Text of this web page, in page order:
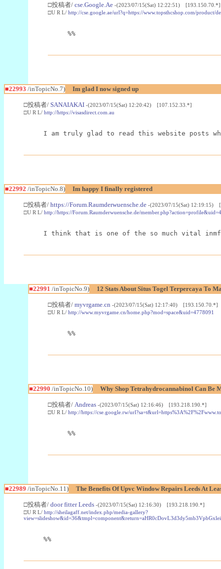
□投稿者/ cse.Google.Ae -(2023/07/15(Sat) 12:22:51) [193.150.70.*]
□U R L/ http://cse.google.ae/url?q=https://www.topsthcshop.com/
%%
■22993 /inTopicNo.7) Im glad I now signed up
□投稿者/ SANAIAKAI -(2023/07/15(Sat) 12:20:42) [107.152.33.*]
□U R L/ http://https://visasdirect.com.au
I am truly glad to read this website posts
■22992 /inTopicNo.8) Im happy I finally registered
□投稿者/ https://Forum.Raumderwuensche.de -(2023/07/15(Sat) 12:19:15)
□U R L/ http://https://Forum.Raumderwuensche.de/
I think that is one of the so much vital
■22991 /inTopicNo.9) 12 Stats About Situs Togel Terpercaya To
□投稿者/ myvrgame.cn -(2023/07/15(Sat) 12:17:40) [193.150.70.*]
□U R L/ http://www.myvrgame.cn/home.php?mod=space&uid=4778091
%%
■22990 /inTopicNo.10) Why Shop Tetrahydrocannabinol Can Be
□投稿者/ Andreas -(2023/07/15(Sat) 12:16:46) [193.218.190.*]
□U R L/ http://https://cse.google.rw/
%%
■22989 /inTopicNo.11) The Benefits Of Upvc Window Repairs Leeds At
□投稿者/ door fitter Leeds -(2023/07/15(Sat) 12:16:30) [193.218.190.*]
□U R L/ http://sheilagaff.net/index.php/media-gallery?
%%